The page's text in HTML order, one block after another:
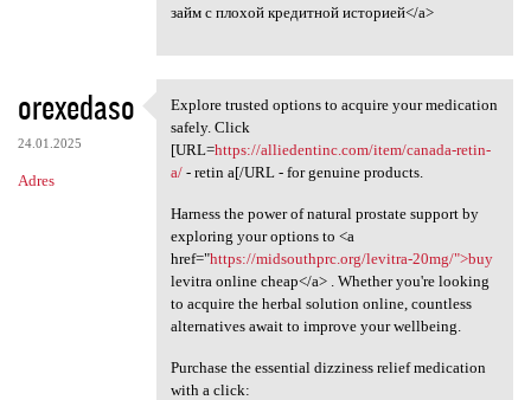
займ с плохой кредитной историей</a>
orexedaso
24.01.2025
Adres
Explore trusted options to
Explore trusted options to acquire your medication
safely. Click
[URL=https://alliedentinc.com/item/canada-retin-
a/- retin a[/URL - for genuine products.
Harness the power of natural prostate support by
exploring your options to <a
href="https://midsouthprc.org/levitra-20mg/">buy
levitra online cheap</a> . Whether you're looking
to acquire the herbal solution online, countless
alternatives await to improve your wellbeing.
Purchase the essential dizziness relief medication
with a click: